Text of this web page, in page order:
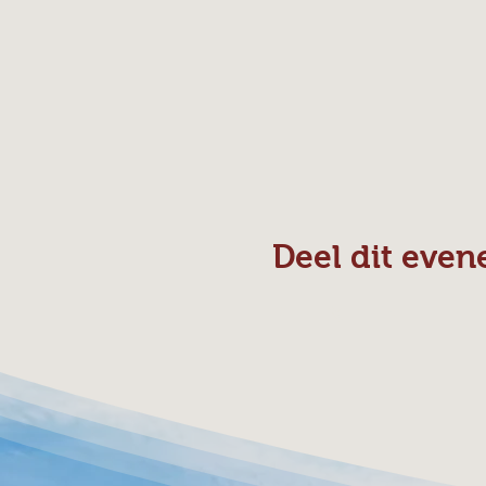
Deel dit